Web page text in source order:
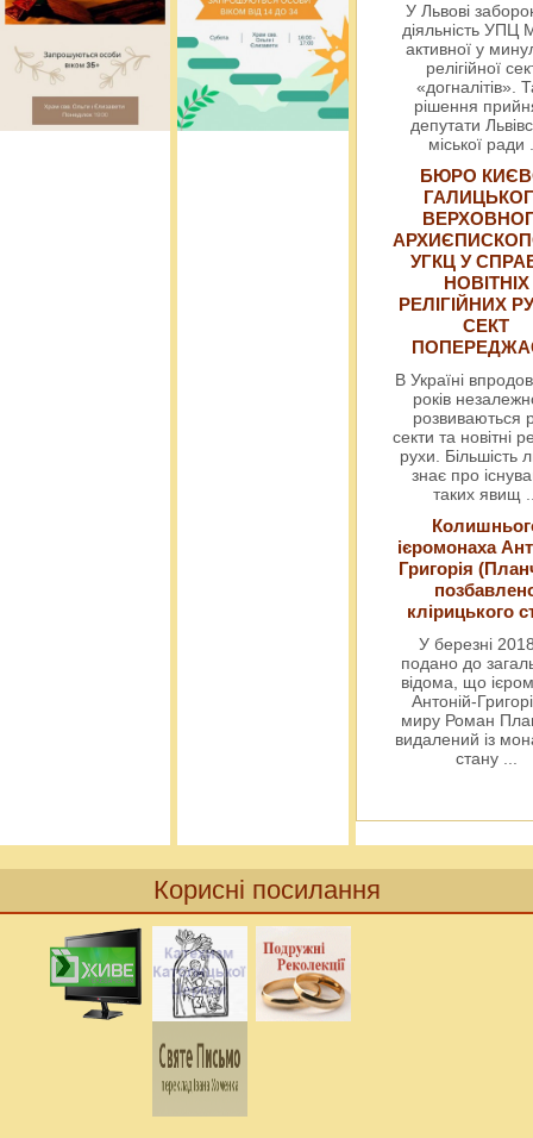
У Львові
діяльність УПЦ
активної у
релігійної
«догналітів».
рішення
депутати
міської ради
БЮРО
УГКЦ У
НОВІТНІХ
РЕЛІГІЙНИХ
СЕКТ
В Україні
років
розвиваються
секти та новітні
рухи. Більшість
знає про
таких явищ
ієромонаха
Григорія
клірицького
У березні
подано до
відома, що
Антоній-
миру Роман
видалений із
стану ...
Корисні посилання